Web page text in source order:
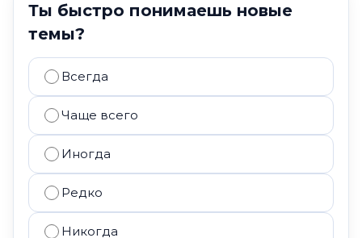
Ты быстро понимаешь новые
темы?
Всегда
Чаще всего
Иногда
Редко
Никогда